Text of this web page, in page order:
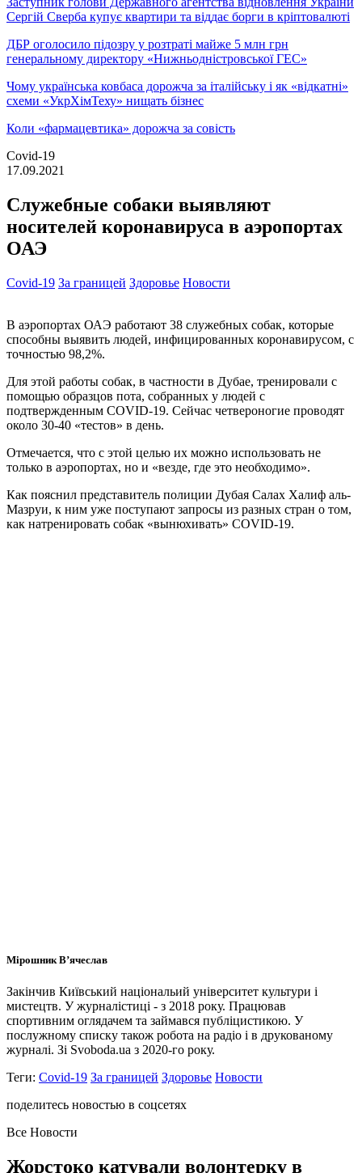
Сергій Сверба купує квартири та віддає борги в кріптовалюті
ДБР оголосило підозру у розтраті майже 5 млн грн
генеральному директору «Нижньодністровської ГЕС»
Чому українська ковбаса дорожча за італійську і як «відкатні»
схеми «УкрХімТеху» нищать бізнес
Коли «фармацевтика» дорожча за совість
Covid-19
17.09.2021
Служебные собаки выявляют
носителей коронавируса в аэропортах
ОАЭ
Covid-19 За границей Здоровье Новости
В аэропортах ОАЭ работают 38 служебных собак, которые
способны выявить людей, инфицированных коронавирусом, с
точностью 98,2%.
Для этой работы собак, в частности в Дубае, тренировали с
помощью образцов пота, собранных у людей с
подтвержденным COVID-19. Сейчас четвероногие проводят
около 30-40 «тестов» в день.
Отмечается, что с этой целью их можно использовать не
только в аэропортах, но и «везде, где это необходимо».
Как пояснил представитель полиции Дубая Салах Халиф аль-
Мазруи, к ним уже поступают запросы из разных стран о том,
как натренировать собак «вынюхивать» COVID-19.
Мірошник В’ячеслав
Закінчив Київський національий університет культури і
мистецтв. У журналістиці - з 2018 року. Працював
спортивним оглядачем та займався публіцистикою. У
послужному списку також робота на радіо і в друкованому
журналі. Зі Svoboda.ua з 2020-го року.
Теги: Covid-19 За границей Здоровье Новости
поделитесь новостью в соцсетях
Все Новости
Жорстоко катували волонтерку в